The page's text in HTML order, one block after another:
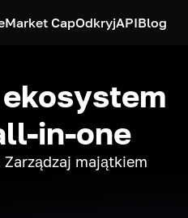
Market CapOdkryjAPIBlog
in-one
majątkiem